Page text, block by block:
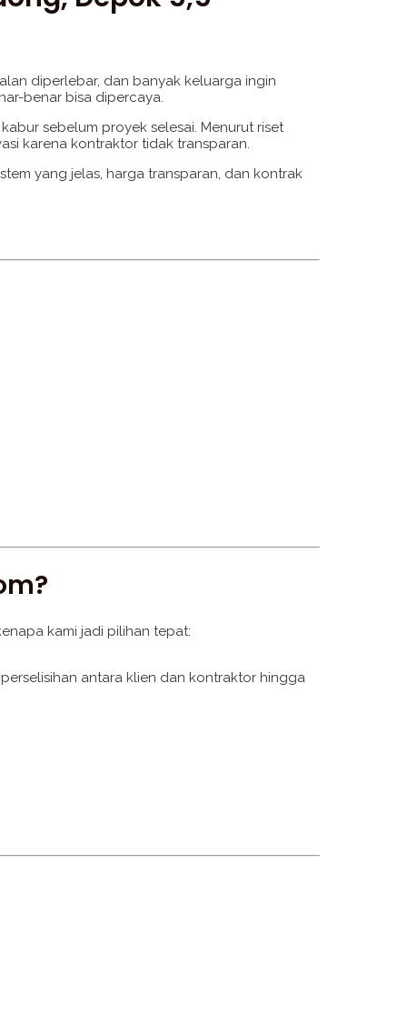
diperlebar, dan banyak keluarga ingin
benar bisa dipercaya.
sebelum proyek selesai. Menurut riset
karena kontraktor tidak transparan.
yang jelas, harga transparan, dan kontrak
kami jadi pilihan tepat:
antara klien dan kontraktor hingga